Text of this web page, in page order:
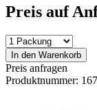
Preis auf
In den Warenkorb
Preis anfragen
Produktnummer: